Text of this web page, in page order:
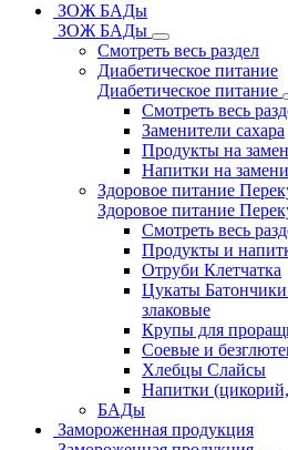
ЗОЖ БАДы
ЗОЖ БАДы
Смотреть весь раздел
Диабетическое питание
Диабетическое питание
Смотреть весь
Заменители сахара
Продукты на
Напитки на
Здоровое питание
Здоровое питание
Смотреть весь
Продукты и
Отруби Клетчатка
Цукаты
злаковые
Крупы для
Соевые и
Хлебцы Слайсы
Напитки
БАДы
Замороженная продукция